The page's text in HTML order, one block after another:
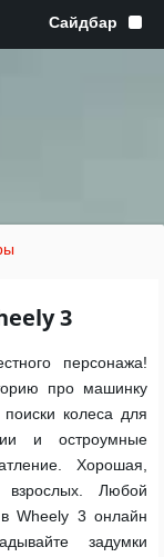
3
персонажа!
про машинку
колеса для
и остроумные
Хорошая,
Любой
в Wheely 3 онлайн
задумки